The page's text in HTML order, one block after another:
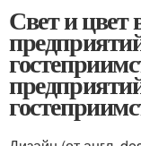
Свет и цвет